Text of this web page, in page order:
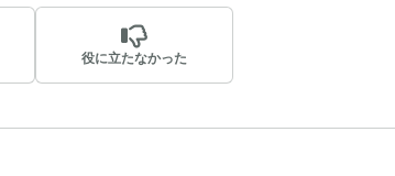
役に立たなかった